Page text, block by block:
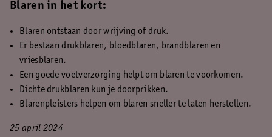
Blaren in het kort:
Blaren ontstaan door wrijving of druk.
Er bestaan drukblaren, bloedblaren, brandblaren en
vriesblaren.
Een goede voetverzorging helpt om blaren te voorkomen.
Dichte drukblaren kun je doorprikken.
Blarenpleisters helpen om blaren sneller te laten herstellen.
25 april 2024